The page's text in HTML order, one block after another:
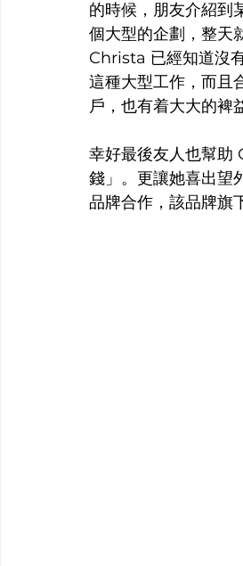
的時候，朋友介紹到
個大型的企劃，整天
Christa 已經知道沒
這種大型工作，而且
戶，也有着大大的裨
幸好最後友人也幫助
錢」。更讓她喜出望
品牌合作，該品牌旗